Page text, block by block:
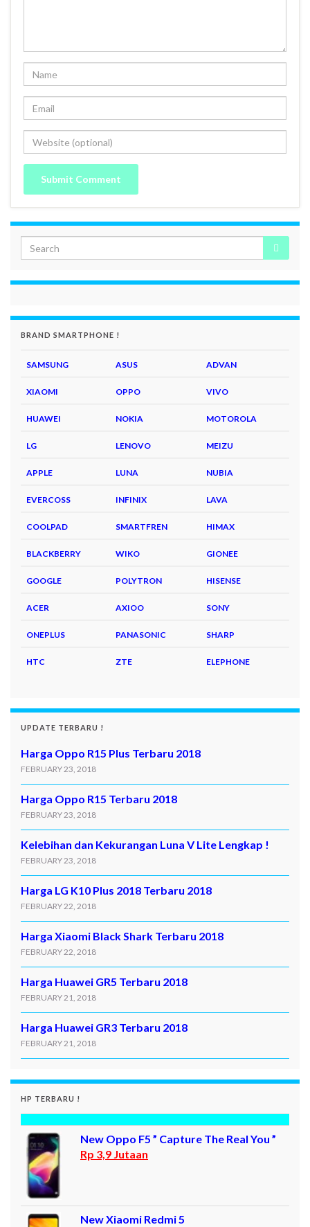
BRAND SMARTPHONE !
SAMSUNG ASUS ADVAN
XIAOMI OPPO VIVO
HUAWEI NOKIA MOTOROLA
LG LENOVO MEIZU
APPLE LUNA NUBIA
EVERCOSS INFINIX LAVA
COOLPAD SMARTFREN HIMAX
BLACKBERRY WIKO GIONEE
GOOGLE POLYTRON HISENSE
ACER AXIOO SONY
ONEPLUS PANASONIC SHARP
HTC ZTE ELEPHONE
UPDATE TERBARU !
Harga Oppo R15 Plus Terbaru 2018
FEBRUARY 23, 2018
Harga Oppo R15 Terbaru 2018
FEBRUARY 23, 2018
Kelebihan dan Kekurangan Luna V Lite Lengkap !
FEBRUARY 23, 2018
Harga LG K10 Plus 2018 Terbaru 2018
FEBRUARY 22, 2018
Harga Xiaomi Black Shark Terbaru 2018
FEBRUARY 22, 2018
Harga Huawei GR5 Terbaru 2018
FEBRUARY 21, 2018
Harga Huawei GR3 Terbaru 2018
FEBRUARY 21, 2018
HP TERBARU !
New Oppo F5 ” Capture The Real You ”
Rp 3,9 Jutaan
New Xiaomi Redmi 5